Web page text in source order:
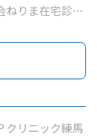
社団輝恭会いし
クリニック / 医
社団蒼生会高
ニック / 光が
療法人社団清栄
会わかばクリニ
ねりま在宅診療
院 / 医療法人社
地域医療振興
きくかわクリ
社団金谷クリニ
クリニック / 練
クリニック練馬